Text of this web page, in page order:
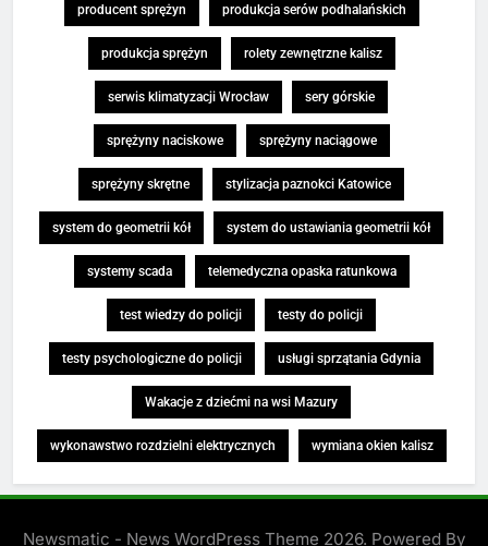
producent sprężyn produkcja serów podhalańskich
produkcja sprężyn rolety zewnętrzne kalisz
serwis klimatyzacji Wrocław sery górskie
sprężyny naciskowe sprężyny naciągowe
sprężyny skrętne stylizacja paznokci Katowice
system do geometrii kół system do ustawiania geometrii kół
systemy scada telemedyczna opaska ratunkowa
test wiedzy do policji testy do policji
testy psychologiczne do policji usługi sprzątania Gdynia
Wakacje z dziećmi na wsi Mazury
wykonawstwo rozdzielni elektrycznych wymiana okien kalisz
Newsmatic - News WordPress Theme 2026. Powered By